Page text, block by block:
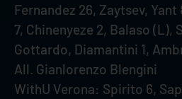
Fernandez 26, Zaytsev,
7, Chinenyeze 2, Balaso (L),
Gottardo, Diamantini 1,
All. Gianlorenzo Blengini
WithU Verona: Spirito 6,